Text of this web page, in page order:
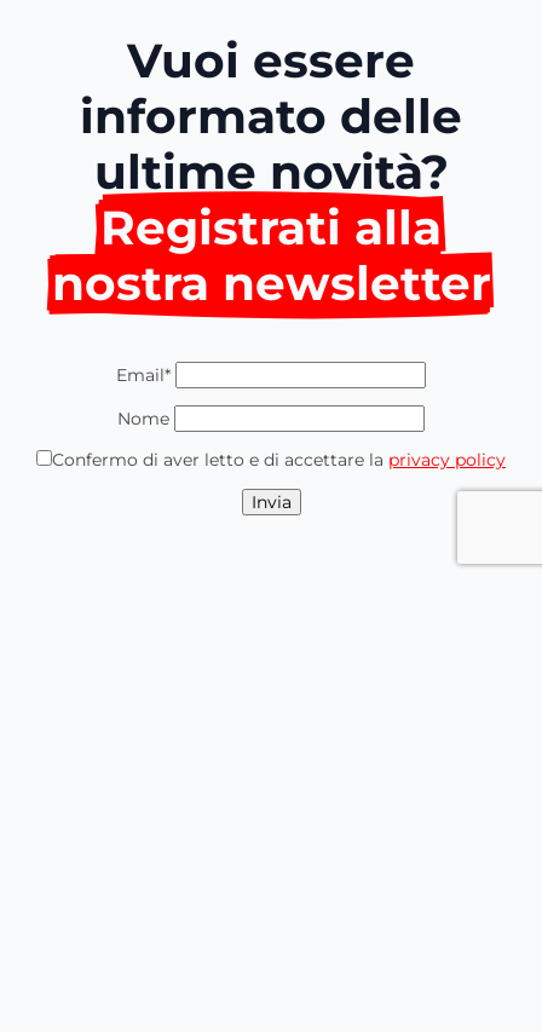
Vuoi essere
informato delle
ultime novità?
Registrati alla
nostra newsletter
Email*
Nome
Confermo di aver letto e di accettare la privacy policy